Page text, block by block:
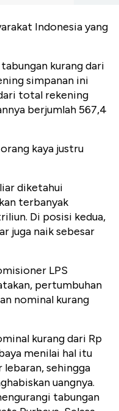
Indonesia yang
kurang dari
simpanan ini
total rekening
berjumlah 567,4
kaya justru
diketahui
terbanyak
Di posisi kedua,
juga naik sebesar
LPS
pertumbuhan
nominal kurang
kurang dari Rp
menilai hal itu
sehingga
uangnya.
tabungan